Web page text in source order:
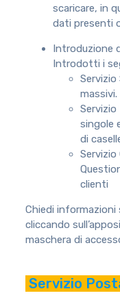
scaricare, in
dati presenti
Introduzione
Introdotti i
Servizio
massivi.
Servizio
singole
di
Servizio
clienti
Chiedi informazioni
cliccando
maschera di
Servizio